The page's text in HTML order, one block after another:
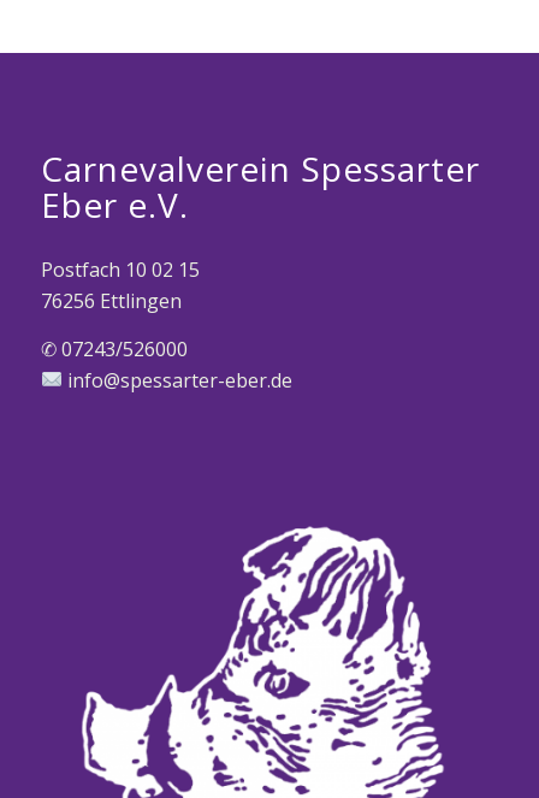
Carnevalverein Spessarter
Eber e.V.
Postfach 10 02 15
76256 Ettlingen
✆ 07243/526000
info@spessarter-eber.de